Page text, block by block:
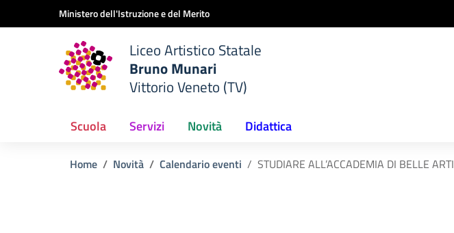
Vai ai contenuti
Vai al menu di navigazioneMinistero dell'Istruzione e del Merito
Liceo Artistico Statale
Bruno Munari
Vittorio Veneto (TV)
Scuola Servizi Novità Didattica
Home Novità Calendario eventi STUDIARE ALL’ACCADEMIA DI BELLE ARTI